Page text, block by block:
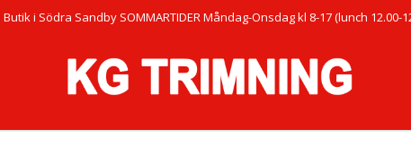
Butik i Södra Sandby SOMMARTIDER Måndag-Onsdag kl 8-17 (lunch